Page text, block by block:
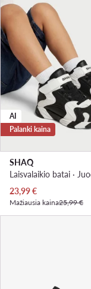
AI
Palanki kaina
SHAQ
Laisvalaikio batai ·
Dabartinė kaina
23,99€
Mažiausia kaina25,99 €